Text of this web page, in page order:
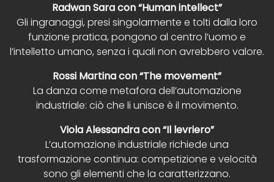
Radwan Sara con “Human intellect”
Gli ingranaggi, presi singolarmente e tolti dalla loro
funzione pratica, pongono al centro l’uomo e
l’intelletto umano, senza i quali non avrebbero valore.
Rossi Martina con “The movement”
La danza come metafora dell’automazione
industriale: ciò che li unisce è il movimento.
Viola Alessandra con “Il levriero”
L’automazione industriale richiede una
trasformazione continua: competizione e velocità
sono gli elementi che la caratterizzano.